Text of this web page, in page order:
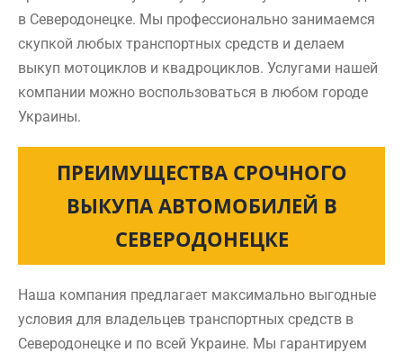
в Северодонецке. Мы профессионально занимаемся
скупкой любых транспортных средств и делаем
выкуп мотоциклов и квадроциклов. Услугами нашей
компании можно воспользоваться в любом городе
Украины.
ПРЕИМУЩЕСТВА СРОЧНОГО
ВЫКУПА АВТОМОБИЛЕЙ В
СЕВЕРОДОНЕЦКЕ
Наша компания предлагает максимально выгодные
условия для владельцев транспортных средств в
Северодонецке и по всей Украине. Мы гарантируем